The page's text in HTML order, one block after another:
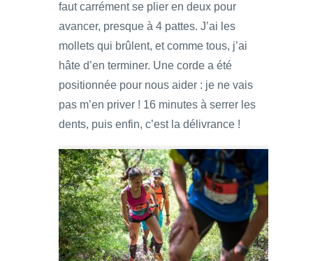
faut carrément se plier en deux pour
avancer, presque à 4 pattes. J’ai les
mollets qui brûlent, et comme tous, j’ai
hâte d’en terminer. Une corde a été
positionnée pour nous aider : je ne vais
pas m’en priver ! 16 minutes à serrer les
dents, puis enfin, c’est la délivrance !